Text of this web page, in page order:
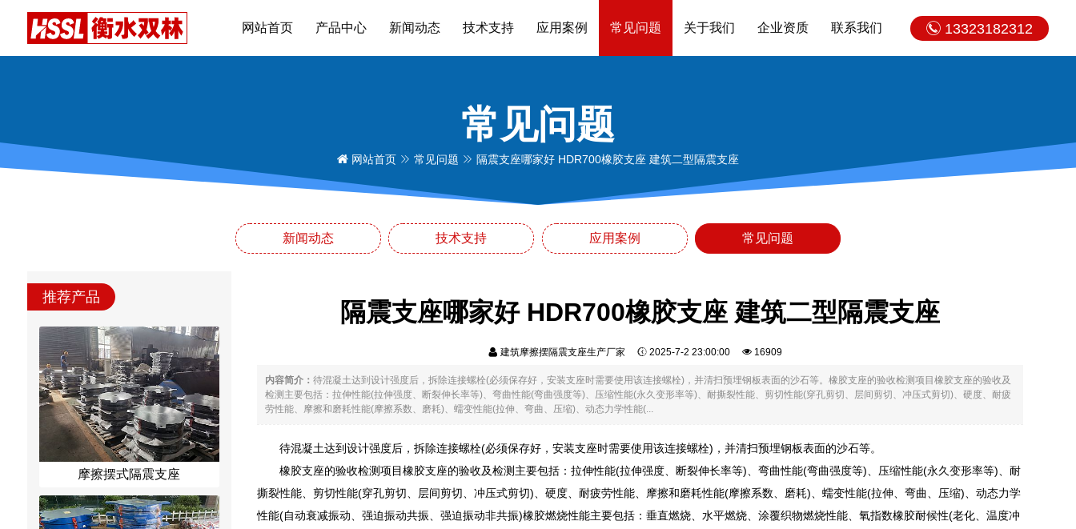
13323182312
网站首页 产品中心 新闻动态 技术支持 应用案例 常见问题 关于我们 企业资质 联系我们
常见问题
网站首页 常见问题 隔震支座哪家好 HDR700橡胶支座 建筑二型隔震支座
新闻动态 技术支持 应用案例 常见问题
推荐产品
摩擦摆式隔震支座
隔震支座哪家好 HDR700橡胶支座 建筑二型隔震支座
建筑摩擦摆隔震支座生产厂家 2025-7-2 23:00:00 16909
内容简介： 待混凝土达到设计强度后，拆除连接螺栓(必须保存好，安装支座时需要使用该连接螺栓)，并清扫预埋钢板表面的沙石等。橡胶支座的验收检测项目橡胶支座的验收及
检测主要包括：拉伸性能(拉伸强度、断裂伸长率等)、弯曲性能(弯曲强度等)、压缩性能(永久变形率等)、耐撕裂性能、剪切性能(穿孔剪切、层间剪切、冲压式剪切)、硬度、耐疲
劳性能、摩擦和磨耗性能(摩擦系数、磨耗)、蠕变性能(拉伸、弯曲、压缩)、动态力学性能(...
待混凝土达到设计强度后，拆除连接螺栓(必须保存好，安装支座时需要使用该连接螺栓)，并清扫预埋钢板表面的沙石等。
橡胶支座的验收检测项目橡胶支座的验收及检测主要包括：拉伸性能(拉伸强度、断裂伸长率等)、弯曲性能(弯曲强度等)、压缩性能(永久变形率等)、耐
撕裂性能、剪切性能(穿孔剪切、层间剪切、冲压式剪切)、硬度、耐疲劳性能、摩擦和磨耗性能(摩擦系数、磨耗)、蠕变性能(拉伸、弯曲、压缩)、动态力学
性能(自动衰减振动、强迫振动共振、强迫振动非共振)橡胶燃烧性能主要包括：垂直燃烧、水平燃烧、涂覆织物燃烧性能、氧指数橡胶耐候性(老化、温度冲